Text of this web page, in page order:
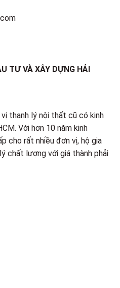
TƯ VÀ XÂY DỰNG HẢI
vị thanh lý nội thất cũ có kinh
Với hơn 10 năm kinh
cho rất nhiều đơn vị, hộ gia
chất lượng với giá thành phải